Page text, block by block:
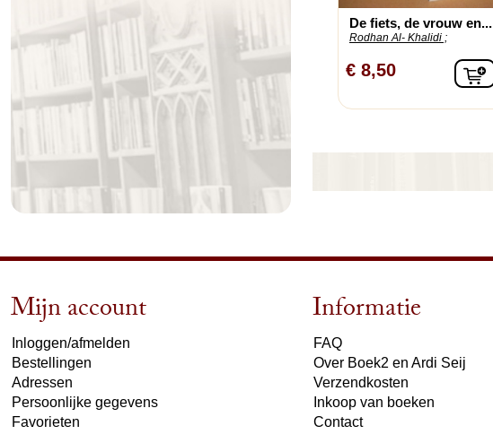
De fiets, de vrouw en...
Rodhan Al- Khalidi ;
€ 8,50
Mijn account
Inloggen/afmelden
Bestellingen
Adressen
Persoonlijke gegevens
Favorieten
Informatie
FAQ
Over Boek2 en Ardi Seij
Verzendkosten
Inkoop van boeken
Contact